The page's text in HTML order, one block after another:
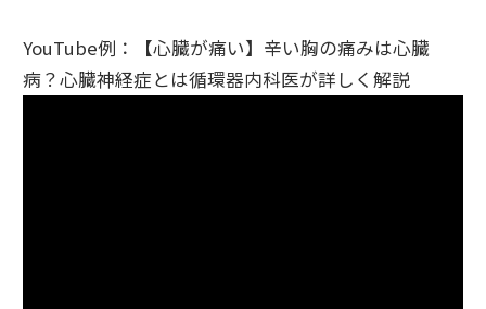
YouTube例：【心臓が痛い】辛い胸の痛みは心臓
病？心臓神経症とは循環器内科医が詳しく解説